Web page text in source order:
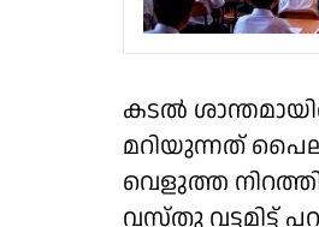
കടല്‍
മറിയുന്നത്
വെളുത്ത
വസ്തു വട്ടമിട്ട്